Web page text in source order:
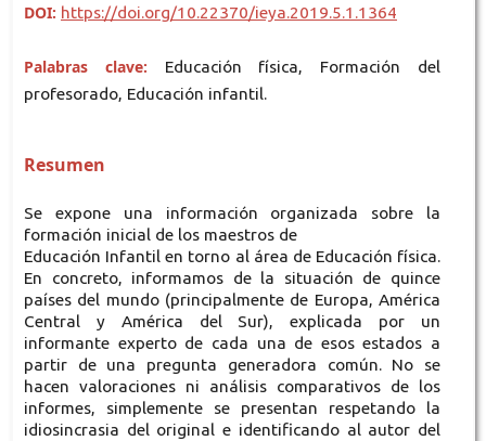
DOI: https://doi.org/10.22370/ieya.2019.5.1.1364
Palabras clave:
Educación física, Formación del
profesorado, Educación infantil.
Resumen
Se expone una información organizada sobre la
formación inicial de los maestros de
Educación Infantil en torno al área de Educación física.
En concreto, informamos de la situación de quince
países del mundo (principalmente de Europa, América
Central y América del Sur), explicada por un
informante experto de cada una de esos estados a
partir de una pregunta generadora común. No se
hacen valoraciones ni análisis comparativos de los
informes, simplemente se presentan respetando la
idiosincrasia del original e identificando al autor del